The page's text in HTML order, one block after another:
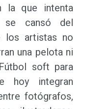
la que intenta
se cansó del
los artistas no
una pelota ni
soft para
hoy integran
fotógrafos,